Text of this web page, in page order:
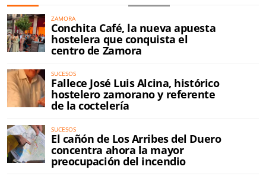
ZAMORA
Conchita Café, la nueva apuesta
hostelera que conquista el
centro de Zamora
SUCESOS
Fallece José Luis Alcina, histórico
hostelero zamorano y referente
de la coctelería
SUCESOS
El cañón de Los Arribes del Duero
concentra ahora la mayor
preocupación del incendio